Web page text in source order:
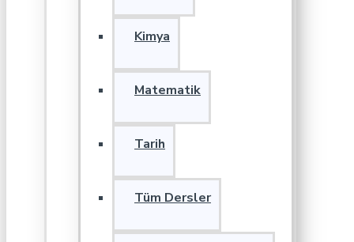
Kimya
Matematik
Tarih
Tüm Dersler